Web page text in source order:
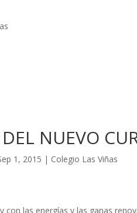
NUEVO
1, 2015 | Colegio Las Viñas
con las energías y las ganas